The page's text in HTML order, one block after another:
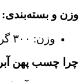
وزن و بسته‌بندی:
وزن: ۳۰۰ گرم
چرا چسب پهن